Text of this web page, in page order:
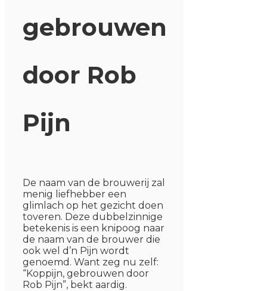
gebrouwen
door Rob
Pijn
De naam van de brouwerij zal
menig liefhebber een
glimlach op het gezicht doen
toveren. Deze dubbelzinnige
betekenis is een knipoog naar
de naam van de brouwer die
ook wel d’n Pijn wordt
genoemd. Want zeg nu zelf:
“Koppijn, gebrouwen door
Rob Pijn”, bekt aardig.